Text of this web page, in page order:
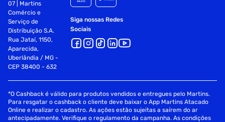
07 | Martins
Comércio e
Serviço de
Distribuição S.A.
Rua Jataí, 1150,
Aparecida,
Uberlândia / MG -
CEP 38400 - 632
Siga nossas Redes
Sociais
*O Cashback é válido para produtos vendidos e entregues pelo Martins.
Para resgatar o cashback o cliente deve baixar o App Martins Atacado
Online e realizar o cadastro. As ações estão sujeitas a saírem do ar
antecipadamente. Verifique o regulamento da campanha. As condições